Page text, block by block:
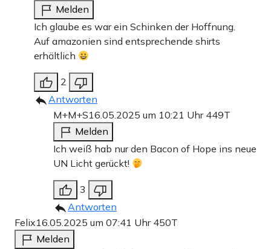
Melden
Ich glaube es war ein Schinken der Hoffnung.
Auf amazonien sind entsprechende shirts
erhältlich
2
Antworten
M+M+S16.05.2025 um 10:21 Uhr 449T
Melden
Ich weiß hab nur den Bacon of Hope ins neue
UN Licht gerückt!
3
Antworten
Felix16.05.2025 um 07:41 Uhr 450T
Melden